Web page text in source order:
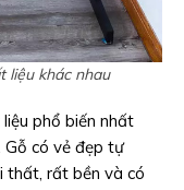
liệu khác nhau
phổ biến nhất
Gỗ có vẻ đẹp tự
thất, rất bền và có